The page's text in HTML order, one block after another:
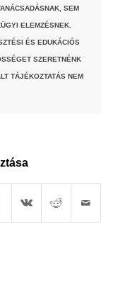
SEM
ELEMZÉSNEK.
ÉS EDUKÁCIÓS
SZERETNÉNK
TÁJÉKOZTATÁS NEM